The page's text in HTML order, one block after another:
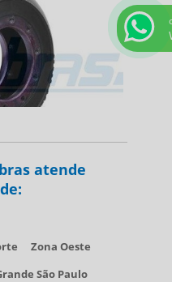
atende
Zona Oeste
São Paulo